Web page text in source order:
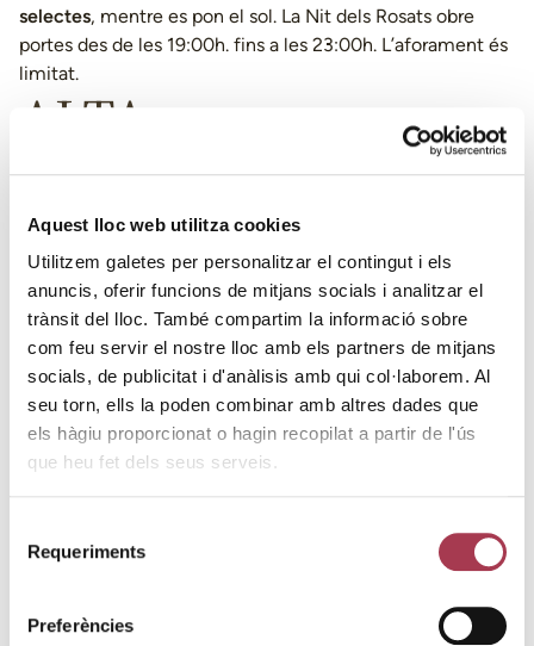
Aquest lloc web utilitza cookies
Utilitzem galetes per personalitzar el contingut i els
anuncis, oferir funcions de mitjans socials i analitzar el
trànsit del lloc. També compartim la informació sobre
com feu servir el nostre lloc amb els partners de mitjans
socials, de publicitat i d'anàlisis amb qui col·laborem. Al
seu torn, ells la poden combinar amb altres dades que
els hàgiu proporcionat o hagin recopilat a partir de l'ús
que heu fet dels seus serveis.
Requeriments
Preferències
selectes, mentre es pon el sol. La Nit dels Rosats obre
portes des de les 19:00h. fins a les 23:00h. L’aforament és
limitat.
ALTA
GASTRONOMIA
El cartell de l’edició de 2024 és espectacular. Hi
hauràacompanyaments gastronòmicsd‘alta qualitat
el restaurants ambestrella Michelin Atempo, de
Barcelona o el Villa Retirodel xef Fran Lópeza Xerta
(Ribera d’Ebre). A més de tastos selectes deCarpier
Ahumados, ostresThierry, vingudes de Normandia
(França), degustació de formatges
artesansdeXerigotsde Vilafranca del Penedès, i els
postres de la pastisseria La Confiança
ENTRADES
Les entrades a La Nit dels Rosats tenen un cost de55€
per persona. Els tíquets es poden comprar online a: